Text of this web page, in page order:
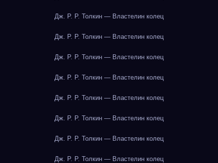
Дж. Р. Р. Толкин — Властелин колец
Дж. Р. Р. Толкин — Властелин колец
Дж. Р. Р. Толкин — Властелин колец
Дж. Р. Р. Толкин — Властелин колец
Дж. Р. Р. Толкин — Властелин колец
Дж. Р. Р. Толкин — Властелин колец
Дж. Р. Р. Толкин — Властелин колец
Дж. Р. Р. Толкин — Властелин колец